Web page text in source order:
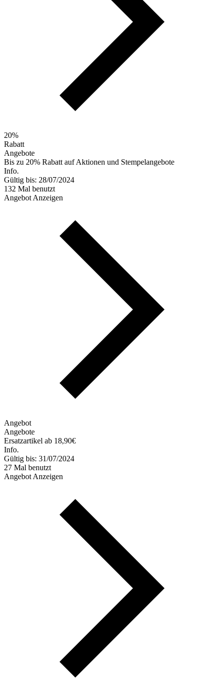
20%
Rabatt
Angebote
Bis zu 20% Rabatt auf Aktionen und Stempelangebote
Info.
Gültig bis: 28/07/2024
132 Mal benutzt
Angebot Anzeigen
Angebot
Angebote
Ersatzartikel ab 18,90€
Info.
Gültig bis: 31/07/2024
27 Mal benutzt
Angebot Anzeigen